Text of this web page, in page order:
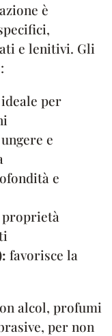
è
e lenitivi. Gli
per
e
e
favorisce la
alcol, profumi
per non